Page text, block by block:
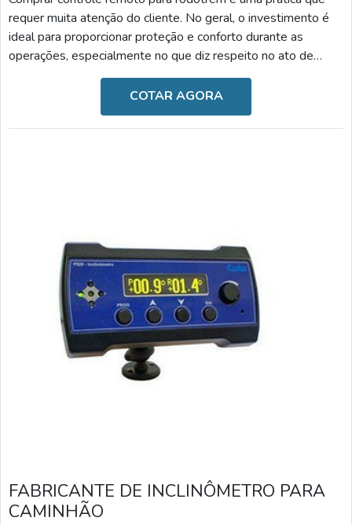
requer muita atenção do cliente. No geral, o investimento é
ideal para proporcionar proteção e conforto durante as
operações, especialmente no que diz respeito no ato de
facilitar o desenvolvimento das atividades rodoviárias.O
MODELO É UM DOS MAIS IMPORTANTES DO
MERCADOUtilizado frequentemente para o controle de
rodotrens, o recurso reduz o tempo de descarga, seleciona as
COTAR AGORA
FABRICANTE DE INCLINÔMETRO PARA
CAMINHÃO